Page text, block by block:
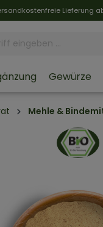
Lieferung
Gewürze
Mehle &